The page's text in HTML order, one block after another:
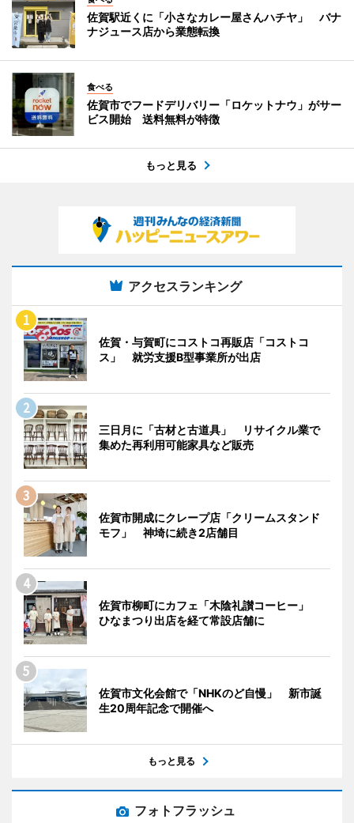
佐賀駅近くに「小さなカレー屋さんハチヤ」 バナ
ナジュース店から業態転換
食べる
佐賀市でフードデリバリー「ロケットナウ」がサー
ビス開始 送料無料が特徴
もっと見る
アクセスランキング
佐賀・与賀町にコストコ再販店「コストコ
ス」 就労支援B型事業所が出店
三日月に「古材と古道具」 リサイクル業で
集めた再利用可能家具など販売
佐賀市開成にクレープ店「クリームスタンド
モフ」 神埼に続き2店舗目
佐賀市柳町にカフェ「木陰礼讃コーヒー」
ひなまつり出店を経て常設店舗に
佐賀市文化会館で「NHKのど自慢」 新市誕
生20周年記念で開催へ
もっと見る
フォトフラッシュ